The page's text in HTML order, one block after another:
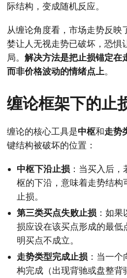
际结构，变成随机反应。
从缠论角度看，市场走势反映
婪让人无视走势已破坏，恐惧
局。 解决方法是把止损锚定在
而非价格波动的情绪点上。
缠论框架下的止
缠论的核心工具是中枢和走势
键结构被破坏的位置：
中枢下沿止损 ：当买入后
枢的下沿，意味着走势结构
止损。
第三类买点失败止损 ：如
损应设在该买点形成的最低
明买点不成立。
走势类型完成止损 ：当一
构完成（出现背驰或盘整背